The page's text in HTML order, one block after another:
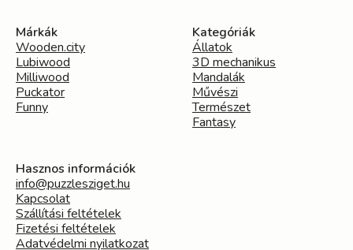
Márkák
Wooden.city
Lubiwood
Milliwood
Puckator
Funny
Kategóriák
Állatok
3D mechanikus
Mandalák
Művészi
Természet
Fantasy
Hasznos információk
info@puzzlesziget.hu
Kapcsolat
Szállítási feltételek
Fizetési feltételek
Adatvédelmi nyilatkozat